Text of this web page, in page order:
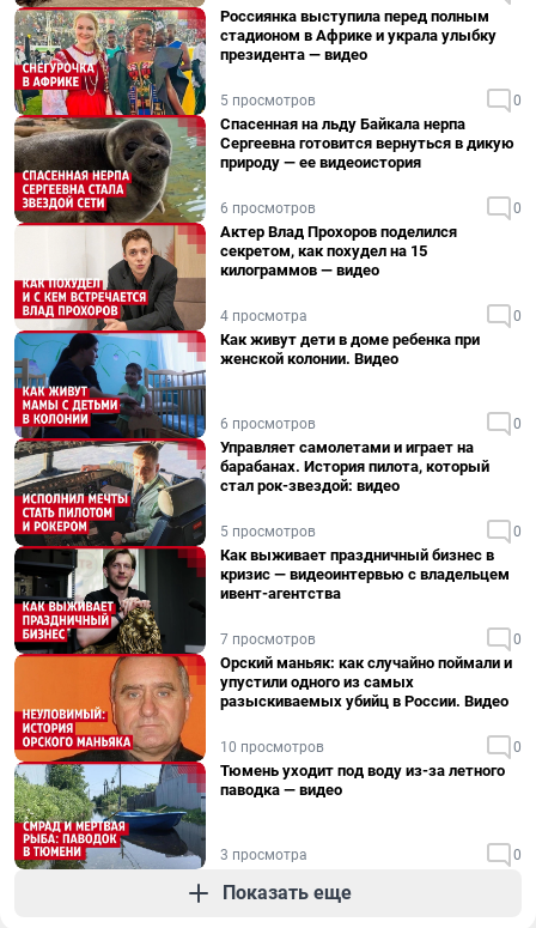
Россиянка выступила перед полным
стадионом в Африке и украла улыбку
президента — видео
5 просмотров 0
Спасенная на льду Байкала нерпа
Сергеевна готовится вернуться в дикую
природу — ее видеоистория
6 просмотров 0
Актер Влад Прохоров поделился
секретом, как похудел на 15
килограммов — видео
4 просмотра 0
Как живут дети в доме ребенка при
женской колонии. Видео
6 просмотров 0
Управляет самолетами и играет на
барабанах. История пилота, который
стал рок-звездой: видео
5 просмотров 0
Как выживает праздничный бизнес в
кризис — видеоинтервью с владельцем
ивент-агентства
7 просмотров 0
Орский маньяк: как случайно поймали и
упустили одного из самых
разыскиваемых убийц в России. Видео
10 просмотров 0
Тюмень уходит под воду из-за летного
паводка — видео
3 просмотра 0
Показать еще